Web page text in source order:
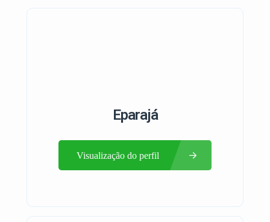
Eparajá
Visualização do perfil